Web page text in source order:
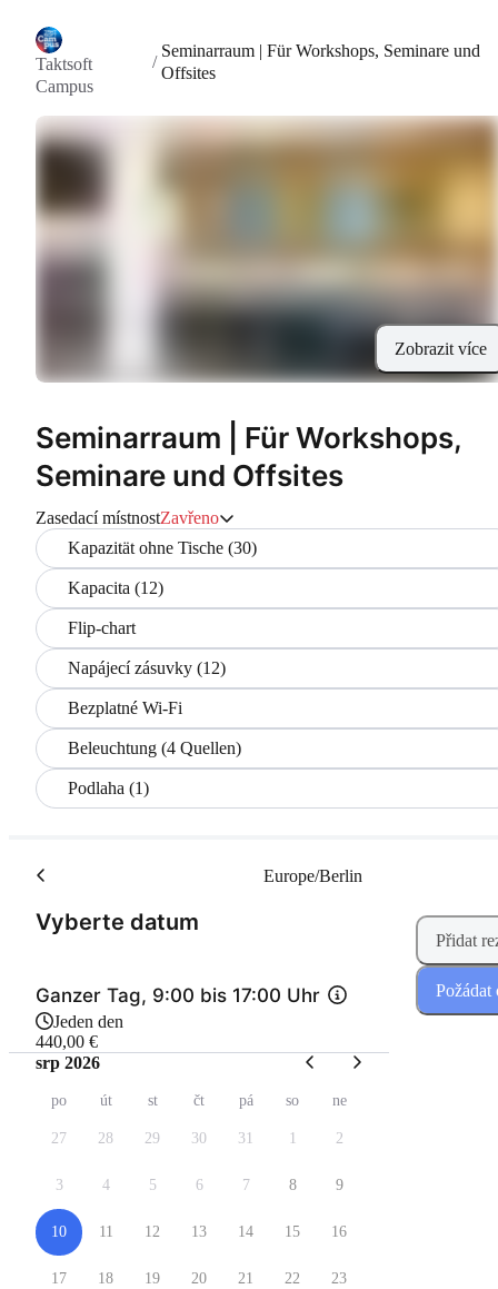
Taktsoft
Campus
/
Seminarraum | Für Workshops, Seminare und
Offsites
Zobrazit více
Seminarraum | Für Workshops,
Seminare und Offsites
Zasedací místnostZavřeno
Kapazität ohne Tische (30)
Kapacita (12)
Flip-chart
Napájecí zásuvky (12)
Bezplatné Wi-Fi
Beleuchtung (4 Quellen)
Podlaha (1)
Vyberte datum
Europe/Berlin
Ganzer Tag, 9:00 bis 17:00 Uhr
Jeden den
440,00 €
srp 2026
po út st čt pá so ne
27 28 29 30 31 1 2
3 4 5 6 7 8 9
10 11 12 13 14 15 16
17 18 19 20 21 22 23
Přidat
Požádat